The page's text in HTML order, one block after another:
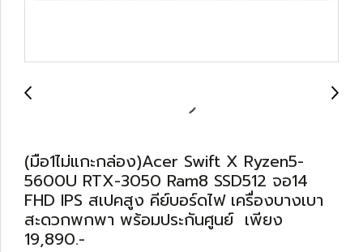
(มือ1ไม่แกะกล่อง)Acer Swift X Ryzen5-
5600U RTX-3050 Ram8 SSD512 จอ14
FHD IPS สเปคสูง คีย์บอร์ดไฟ เครื่องบางเบา
สะดวกพกพา พร้อมประกันศูนย์ เพียง
19,890.-